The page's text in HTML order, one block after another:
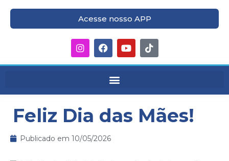
Acesse nosso APP
Feliz Dia das Mães!
Publicado em 10/05/2026